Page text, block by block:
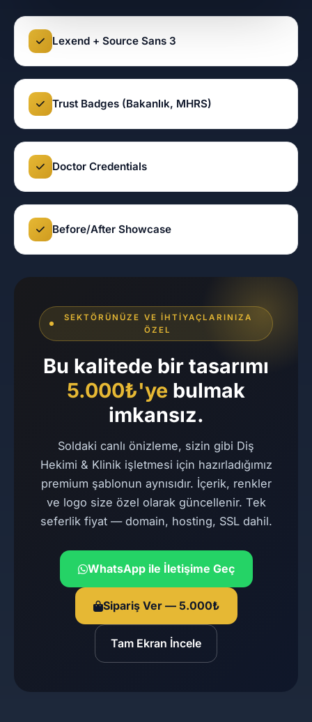
Lexend + Source Sans 3
Trust Badges (Bakanlık, MHRS)
Doctor Credentials
Before/After Showcase
SEKTÖRÜNÜZE VE İHTIYAÇLARINIZA
ÖZEL
Bu kalitede bir tasarımı
5.000₺'ye bulmak
imkansız.
Soldaki canlı önizleme, sizin gibi Diş
Hekimi & Klinik işletmesi için hazırladığımız
premium şablonun aynısıdır. İçerik, renkler
ve logo size özel olarak güncellenir. Tek
seferlik fiyat — domain, hosting, SSL dahil.
WhatsApp ile İletişime Geç
Sipariş Ver — 5.000₺
Tam Ekran İncele